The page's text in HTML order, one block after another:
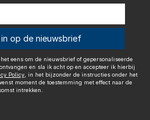
moment de toestemming met
met
Herroepingsrecht
op de nieuwsbrief
eens om de nieuwsbrief of gepersonaliseerde
en sla ik acht op en accepteer ik hierbij
Policy, in het bijzonder de instructies onder het
moment de toestemming met effect naar de
intrekken.